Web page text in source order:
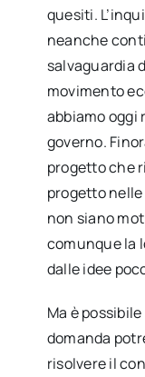
quesiti.
neanche
salvaguardia
movimento
abbiamo oggi
governo.
progetto che
progetto
non siano
comunque la
dalle idee
Ma è
domanda
risolvere il